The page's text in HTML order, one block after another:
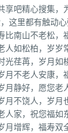
享吧精心搜集，
这里都有触动
比南山不老松，
人如松柏，岁岁
光荏苒，岁月如
月不老人安康，
月静好，愿您老
月不饶人，岁月
人家，祝您福如
月增辉，福寿双